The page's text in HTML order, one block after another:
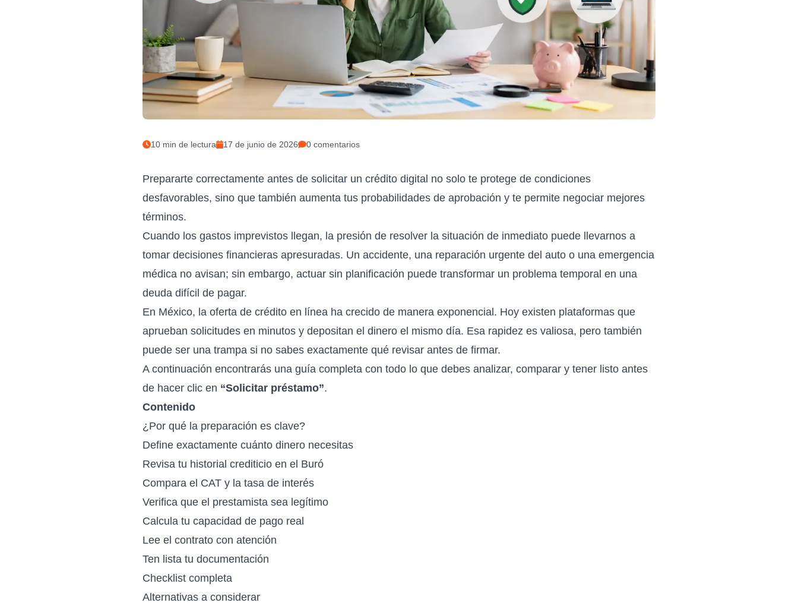
10 min de lectura 17 de junio de 2026 0 comentarios
Prepararte correctamente antes de solicitar un crédito digital no solo te protege de condiciones
desfavorables, sino que también aumenta tus probabilidades de aprobación y te permite negociar mejores
términos.
Cuando los gastos imprevistos llegan, la presión de resolver la situación de inmediato puede llevarnos a
tomar decisiones financieras apresuradas. Un accidente, una reparación urgente del auto o una emergencia
médica no avisan; sin embargo, actuar sin planificación puede transformar un problema temporal en una
deuda difícil de pagar.
En México, la oferta de crédito en línea ha crecido de manera exponencial. Hoy existen plataformas que
aprueban solicitudes en minutos y depositan el dinero el mismo día. Esa rapidez es valiosa, pero también
puede ser una trampa si no sabes exactamente qué revisar antes de firmar.
A continuación encontrarás una guía completa con todo lo que debes analizar, comparar y tener listo antes
de hacer clic en “Solicitar préstamo”.
Contenido
¿Por qué la preparación es clave?
Define exactamente cuánto dinero necesitas
Revisa tu historial crediticio en el Buró
Compara el CAT y la tasa de interés
Verifica que el prestamista sea legítimo
Calcula tu capacidad de pago real
Lee el contrato con atención
Ten lista tu documentación
Checklist completa
Alternativas a considerar